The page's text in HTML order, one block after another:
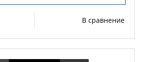
В сравнение